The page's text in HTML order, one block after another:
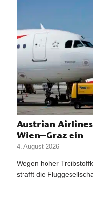
Austrian
Wien–Graz ein
4. August 2026
Wegen hoher
strafft die